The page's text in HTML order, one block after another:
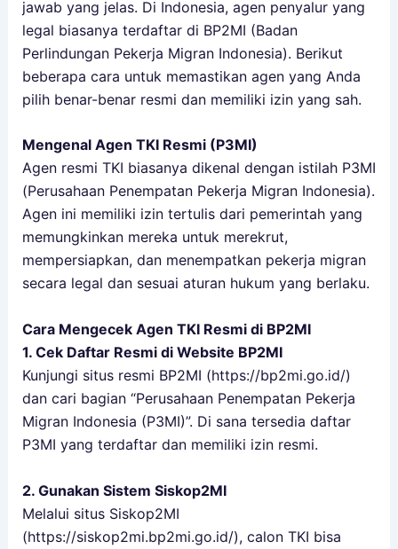
jawab yang jelas. Di Indonesia, agen penyalur yang
legal biasanya terdaftar di BP2MI (Badan
Perlindungan Pekerja Migran Indonesia). Berikut
beberapa cara untuk memastikan agen yang Anda
pilih benar-benar resmi dan memiliki izin yang sah.
Mengenal Agen TKI Resmi (P3MI)
Agen resmi TKI biasanya dikenal dengan istilah P3MI
(Perusahaan Penempatan Pekerja Migran Indonesia).
Agen ini memiliki izin tertulis dari pemerintah yang
memungkinkan mereka untuk merekrut,
mempersiapkan, dan menempatkan pekerja migran
secara legal dan sesuai aturan hukum yang berlaku.
Cara Mengecek Agen TKI Resmi di BP2MI
1. Cek Daftar Resmi di Website BP2MI
Kunjungi situs resmi BP2MI (https://bp2mi.go.id/)
dan cari bagian “Perusahaan Penempatan Pekerja
Migran Indonesia (P3MI)”. Di sana tersedia daftar
P3MI yang terdaftar dan memiliki izin resmi.
2. Gunakan Sistem Siskop2MI
Melalui situs Siskop2MI
(https://siskop2mi.bp2mi.go.id/), calon TKI bisa